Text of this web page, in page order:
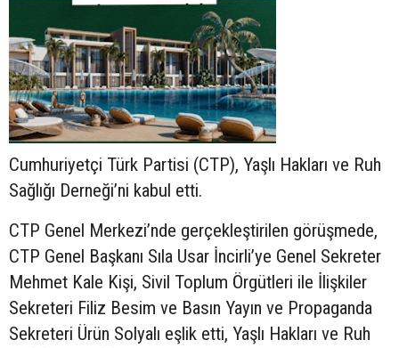
Cumhuriyetçi Türk Partisi (CTP), Yaşlı Hakları ve Ruh
Sağlığı Derneği’ni kabul etti.
CTP Genel Merkezi’nde gerçekleştirilen görüşmede,
CTP Genel Başkanı Sıla Usar İncirli’ye Genel Sekreter
Mehmet Kale Kişi, Sivil Toplum Örgütleri ile İlişkiler
Sekreteri Filiz Besim ve Basın Yayın ve Propaganda
Sekreteri Ürün Solyalı eşlik etti, Yaşlı Hakları ve Ruh